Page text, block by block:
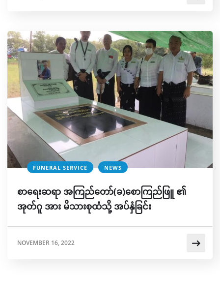
FUNERAL SERVICE NEWS
စာရေးဆရာ အကြည်တော်(ခ)စောကြည်ဖြူ ​၏
အုတ်ဂူ အား မိသားစုထံသို့ အပ်နှံခြင်း
NOVEMBER 16, 2022